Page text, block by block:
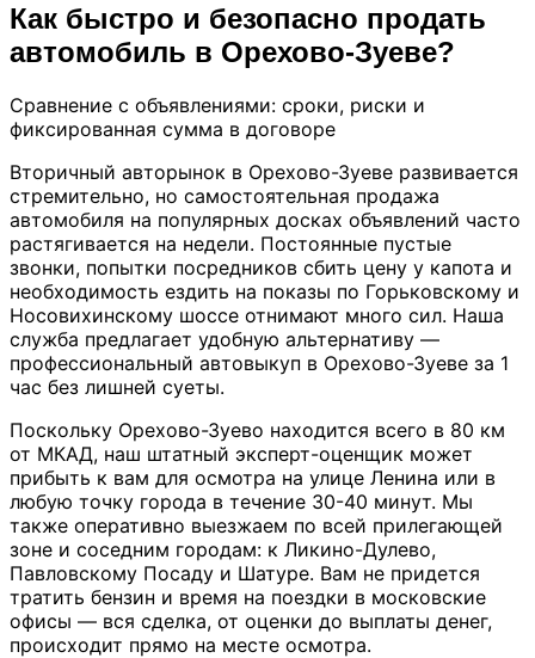
Как быстро и безопасно продать
автомобиль в Орехово-Зуеве?
Сравнение с объявлениями: сроки, риски и
фиксированная сумма в договоре
Вторичный авторынок в Орехово-Зуеве развивается
стремительно, но самостоятельная продажа
автомобиля на популярных досках объявлений часто
растягивается на недели. Постоянные пустые
звонки, попытки посредников сбить цену у капота и
необходимость ездить на показы по Горьковскому и
Носовихинскому шоссе отнимают много сил. Наша
служба предлагает удобную альтернативу —
профессиональный автовыкуп в Орехово-Зуеве за 1
час без лишней суеты.
Поскольку Орехово-Зуево находится всего в 80 км
от МКАД, наш штатный эксперт-оценщик может
прибыть к вам для осмотра на улице Ленина или в
любую точку города в течение 30-40 минут. Мы
также оперативно выезжаем по всей прилегающей
зоне и соседним городам: к Ликино-Дулево,
Павловскому Посаду и Шатуре. Вам не придется
тратить бензин и время на поездки в московские
офисы — вся сделка, от оценки до выплаты денег,
происходит прямо на месте осмотра.